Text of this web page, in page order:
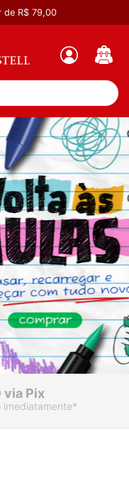
de R$ 79,00
via Pix
imediatamente*